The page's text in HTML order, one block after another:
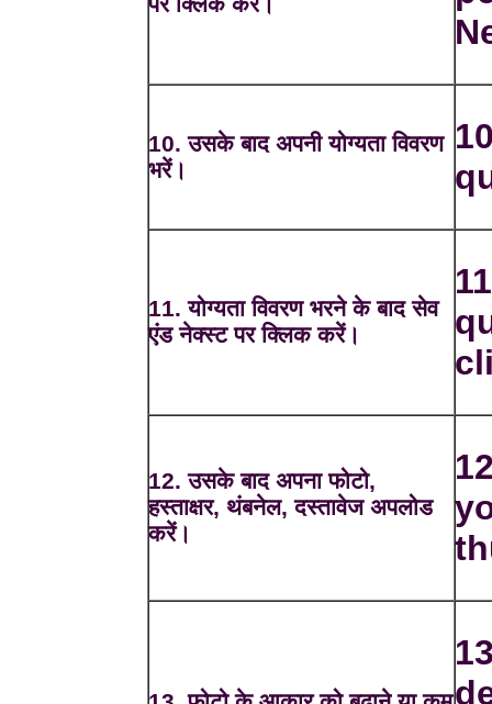
10. उसके बाद अपनी योग्यता विवरण
भरें।
11. योग्यता विवरण भरने के बाद सेव
एंड नेक्स्ट पर क्लिक करें।
12. उसके बाद अपना फोटो,
हस्ताक्षर, थंबनेल, दस्तावेज अपलोड
करें।